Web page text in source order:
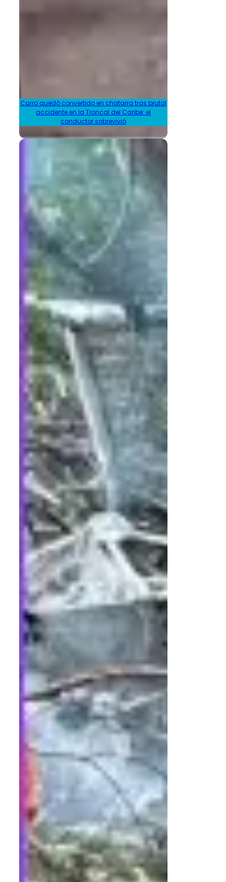
Carro quedó convertido en chatarra tras brutal
accidente en la Troncal del Caribe: el
conductor sobrevivió